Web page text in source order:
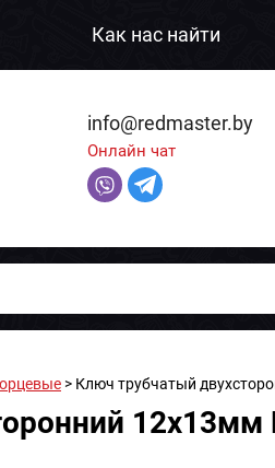
Как нас найти
info@redmaster.by
Онлайн чат
> Ключ трубчатый
12x13мм